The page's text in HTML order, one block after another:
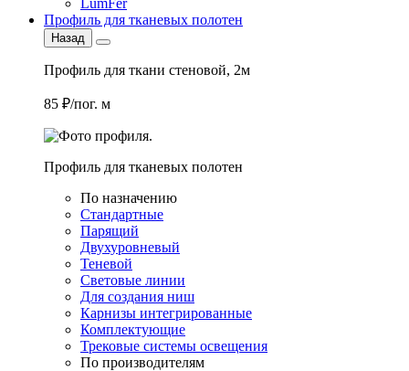
LumFer
Профиль для тканевых полотен
Назад
Профиль для ткани стеновой, 2м
85 ₽/пог. м
Профиль для тканевых полотен
По назначению
Стандартные
Парящий
Двухуровневый
Теневой
Световые линии
Для создания ниш
Карнизы интегрированные
Комплектующие
Трековые системы освещения
По производителям